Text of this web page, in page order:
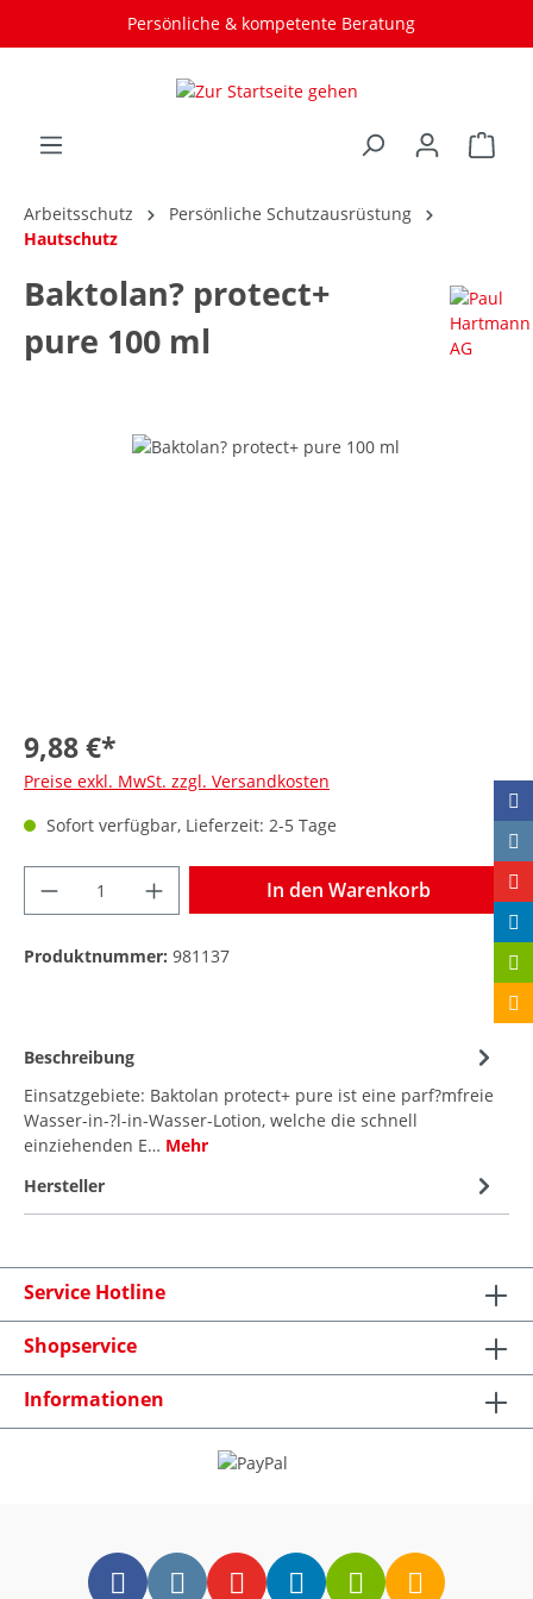
Persönliche & kompetente Beratung
Arbeitsschutz
Persönliche Schutzausrüstung
Hautschutz
Baktolan? protect+
pure 100 ml
9,88 €*
Preise exkl. MwSt. zzgl. Versandkosten
Sofort verfügbar, Lieferzeit: 2-5 Tage
In den Warenkorb
Produktnummer: 981137
Beschreibung
Einsatzgebiete: Baktolan protect+ pure ist eine parf?mfreie
Wasser-in-?l-in-Wasser-Lotion, welche die schnell
einziehenden E… Mehr
Hersteller
Service Hotline
Shopservice
Informationen